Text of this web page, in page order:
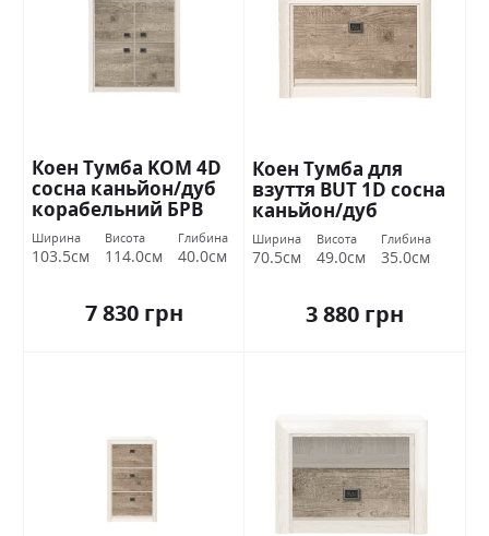
Коен Тумба KOM 4D
сосна каньйон/дуб
корабельний БРВ
Україна
Ширина
103.5см
Висота
114.0см
Глибина
40.0см
7 830 грн
Коен Тумба для
взуття BUT 1D сосна
каньйон/дуб
корабельний БРВ
Україна
Ширина
70.5см
Висота
49.0см
Глибина
35.0см
3 880 грн